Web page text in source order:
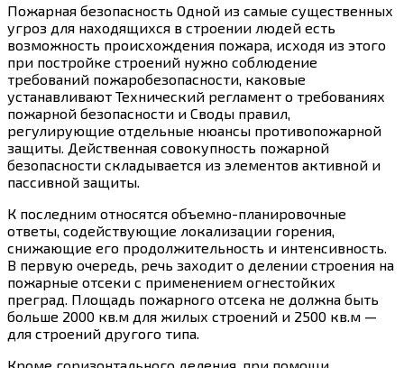
Пожарная безопасность Одной из самые существенных
угроз для находящихся в строении людей есть
возможность происхождения пожара, исходя из этого
при постройке строений нужно соблюдение
требований пожаробезопасности, каковые
устанавливают Технический регламент о требованиях
пожарной безопасности и Своды правил,
регулирующие отдельные нюансы противопожарной
защиты. Действенная совокупность пожарной
безопасности складывается из элементов активной и
пассивной защиты.
К последним относятся объемно-планировочные
ответы, содействующие локализации горения,
снижающие его продолжительность и интенсивность.
В первую очередь, речь заходит о делении строения на
пожарные отсеки с применением огнестойких
преград. Площадь пожарного отсека не должна быть
больше 2000 кв.м для жилых строений и 2500 кв.м —
для строений другого типа.